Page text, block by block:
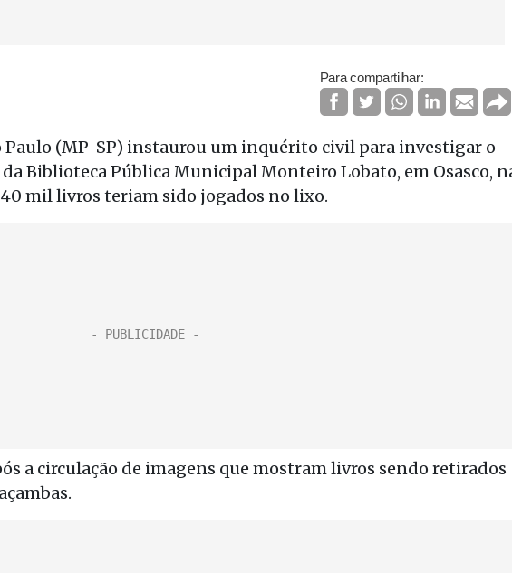
Para compartilhar:
Paulo (MP-SP) instaurou um inquérito civil para investigar o
Biblioteca Pública Municipal Monteiro Lobato, em Osasco,
40 mil livros teriam sido jogados no lixo.
a circulação de imagens que mostram livros sendo retirados